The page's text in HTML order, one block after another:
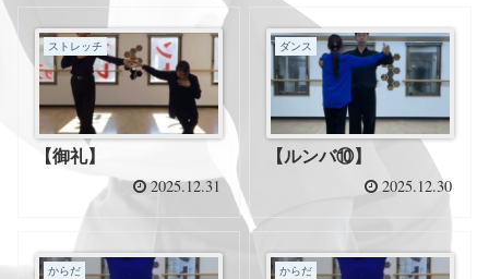
ストレッチ
【御礼】
2025.12.31
ダンス
【ルンバ⑩】
2025.12.30
からだ からだ